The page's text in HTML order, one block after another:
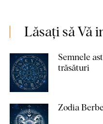
Lăsați să Vă
Semnele
trăsături
Zodia